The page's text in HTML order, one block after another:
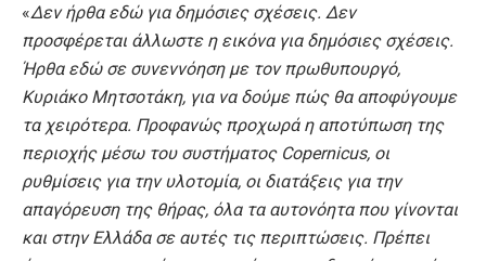
«Δεν ήρθα εδώ για δημόσιες σχέσεις. Δεν
προσφέρεται άλλωστε η εικόνα για δημόσιες σχέσεις.
Ήρθα εδώ σε συνεννόηση με τον πρωθυπουργό,
Κυριάκο Μητσοτάκη, για να δούμε πώς θα αποφύγουμε
τα χειρότερα. Προφανώς προχωρά η αποτύπωση της
περιοχής μέσω του συστήματος Copernicus, οι
ρυθμίσεις για την υλοτομία, οι διατάξεις για την
απαγόρευση της θήρας, όλα τα αυτονόητα που γίνονται
και στην Ελλάδα σε αυτές τις περιπτώσεις. Πρέπει